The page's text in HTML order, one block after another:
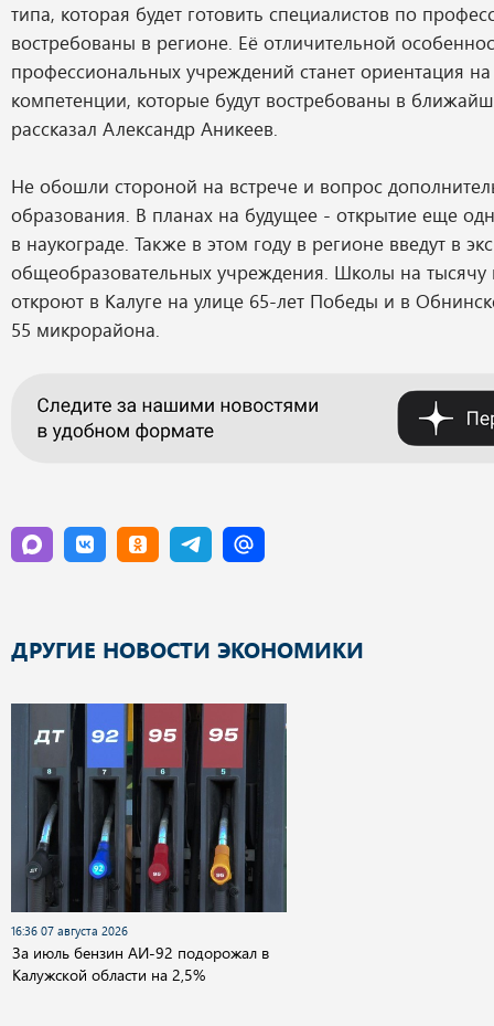
типа, которая будет готовить специалистов по
востребованы в регионе. Её отличительной
профессиональных учреждений станет ориентация
компетенции, которые будут востребованы в
рассказал Александр Аникеев.
Не обошли стороной на встрече и вопрос
образования. В планах на будущее - открытие еще
в наукограде. Также в этом году в регионе введут в
общеобразовательных учреждения. Школы на тысячу
откроют в Калуге на улице 65-лет Победы и в
55 микрорайона.
ДРУГИЕ НОВОСТИ ЭКОНОМИКИ
16:36 07 августа 2026
За июль бензин АИ-92 подорожал в
Калужской области на 2,5%